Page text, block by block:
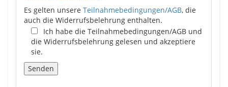
Es gelten unsere Teilnahmebedingungen/AGB, die
auch die Widerrufsbelehrung enthalten.
Ich habe die Teilnahmebedingungen/AGB und
die Widerrufsbelehrung gelesen und akzeptiere
sie.